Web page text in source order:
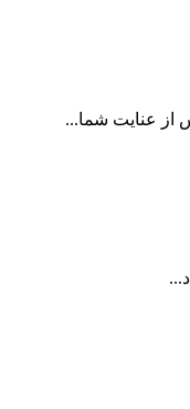
از عنایت شما...